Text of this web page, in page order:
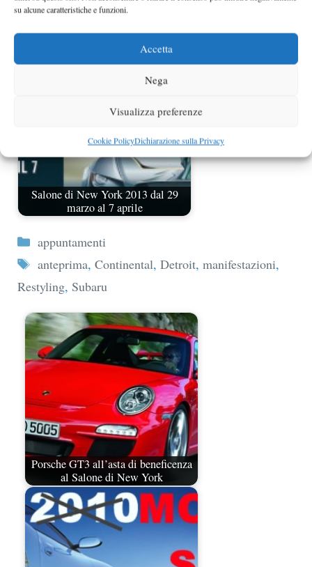
su alcune caratteristiche e funzioni.
Accetta
Nega
Visualizza preferenze
Cookie PolicyDichiarazione sulla Privacy
finaliste per categoria
Salone di New York 2013 dal 29
marzo al 7 aprile
Categorie
appuntamenti
Tag
anteprima, Continental, Detroit, manifestazioni,
Restyling, Subaru
Porsche GT3 all’asta di beneficenza
al Salone di New York